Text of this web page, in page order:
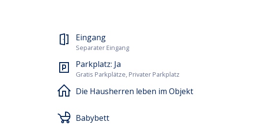
Flachbildfernseher und WLAN, um Ihren Aufenthalt komfortabel
Eingang
Separater Eingang
Parkplatz: Ja
Gratis Parkplätze, Privater Parkplatz
Die Hausherren leben im Objekt
Babybett